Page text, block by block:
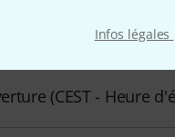
Infos légales
(CEST - Heure